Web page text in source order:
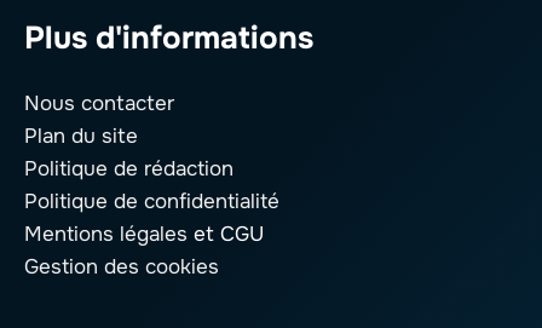
Plus d'informations
Nous contacter
Plan du site
Politique de rédaction
Politique de confidentialité
Mentions légales et CGU
Gestion des cookies